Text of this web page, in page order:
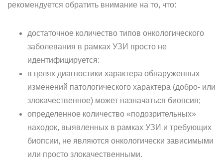
рекомендуется обратить внимание на то, что:
достаточное количество типов онкологического
заболевания в рамках УЗИ просто не
идентифицируется:
в целях диагностики характера обнаруженных
изменений патологического характера (добро- или
злокачественное) может назначаться биопсия;
определенное количество «подозрительных»
находок, выявленных в рамках УЗИ и требующих
биопсии, не являются онкологически зависимыми
или просто злокачественными.